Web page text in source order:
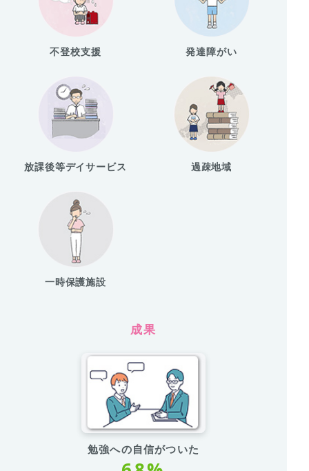
不登校支援 発達障がい
放課後等デイサービス 過疎地域
一時保護施設
成果
勉強への自信がついた